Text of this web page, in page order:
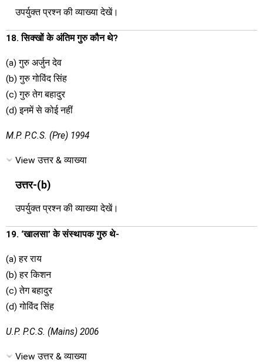
उपर्युक्त प्रश्न की व्याख्या देखें।
18. सिक्खों के अंतिम गुरु कौन थे?
(a) गुरु अर्जुन देव
(b) गुरु गोविंद सिंह
(c) गुरु तेग बहादुर
(d) इनमें से कोई नहीं
M.P. P.C.S. (Pre) 1994
View उत्तर & व्याख्या
उत्तर-(b)
उपर्युक्त प्रश्न की व्याख्या देखें।
19. ‘खालसा’ के संस्थापक गुरु थे-
(a) हर राय
(b) हर किशन
(c) तेग बहादुर
(d) गोविंद सिंह
U.P. P.C.S. (Mains) 2006
View उत्तर & व्याख्या